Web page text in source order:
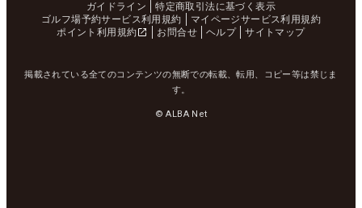
ガイドライン
特定商取引法に基づく表示
ゴルフ場予約サービス利用規約
マイページサービス利用規約
ポイント利用規約
お問合せ ヘルプ サイトマップ
掲載されている全てのコンテンツの無断での転載、転用、コピー等は禁じま
す。
© ALBA Net